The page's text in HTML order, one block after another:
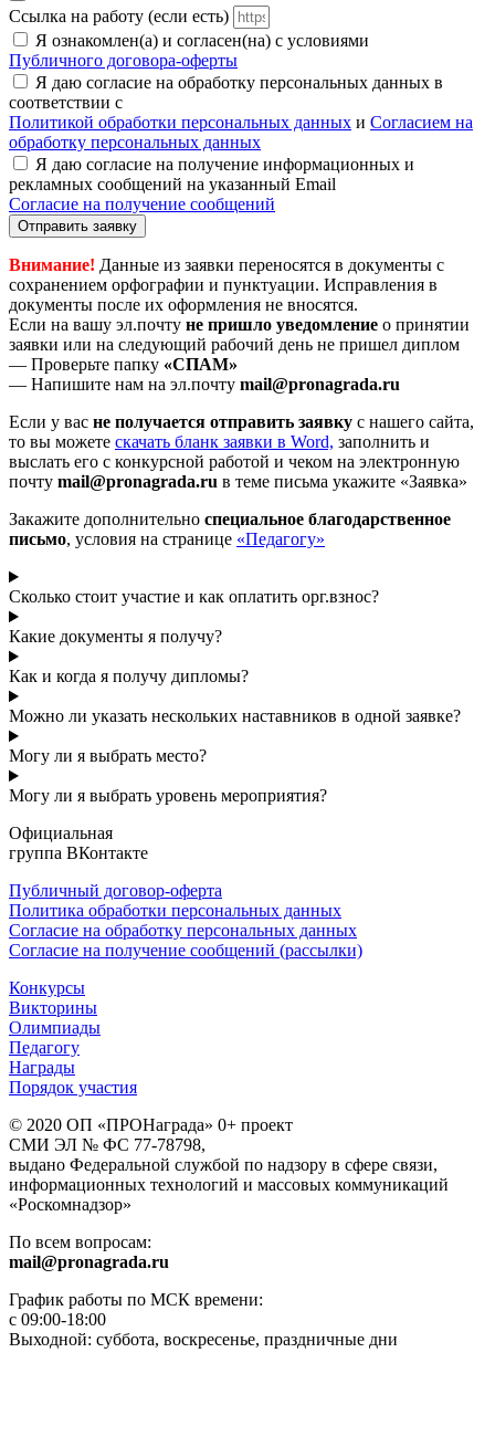
Ссылка на работу (если есть)
Я ознакомлен(а) и согласен(на) с условиями
Публичного договора-оферты
Я даю согласие на обработку персональных данных в
соответствии с
Политикой обработки персональных данных и Согласием на
обработку персональных данных
Я даю согласие на получение информационных и
рекламных сообщений на указанный Email
Согласие на получение сообщений
Отправить заявку
Внимание! Данные из заявки переносятся в документы с
сохранением орфографии и пунктуации. Исправления в
документы после их оформления не вносятся.
Если на вашу эл.почту не пришло уведомление о принятии
заявки или на следующий рабочий день не пришел диплом
— Проверьте папку «СПАМ»
— Напишите нам на эл.почту mail@pronagrada.ru
Если у вас не получается отправить заявку с нашего сайта,
то вы можете cкачать бланк заявки в Word, заполнить и
выслать его с конкурсной работой и чеком на электронную
почту mail@pronagrada.ru в теме письма укажите «Заявка»
Закажите дополнительно специальное благодарственное
письмо, условия на странице «Педагогу»
Сколько стоит участие и как оплатить орг.взнос?
Какие документы я получу?
Как и когда я получу дипломы?
Можно ли указать нескольких наставников в одной заявке?
Могу ли я выбрать место?
Могу ли я выбрать уровень мероприятия?
Официальная
группа ВКонтакте
Публичный договор-оферта
Политика обработки персональных данных
Согласие на обработку персональных данных
Согласие на получение сообщений (рассылки)
Конкурсы
Викторины
Олимпиады
Педагогу
Награды
Порядок участия
© 2020 ОП «ПРОНаграда» 0+ проект
СМИ ЭЛ № ФС 77-78798,
выдано Федеральной службой по надзору в сфере связи,
информационных технологий и массовых коммуникаций
«Роскомнадзор»
По всем вопросам:
mail@pronagrada.ru
График работы по МСК времени:
с 09:00-18:00
Выходной: суббота, воскресенье, праздничные дни